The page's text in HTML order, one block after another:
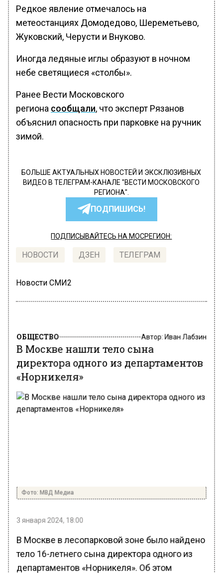
Редкое явление отмечалось на
метеостанциях Домодедово, Шереметьево,
Жуковский, Черусти и Внуково.
Иногда ледяные иглы образуют в ночном
небе светящиеся «столбы».
Ранее Вести Московского
региона сообщали, что эксперт Рязанов
объяснил опасность при парковке на ручник
зимой.
БОЛЬШЕ АКТУАЛЬНЫХ НОВОСТЕЙ И ЭКСКЛЮЗИВНЫХ
ВИДЕО В ТЕЛЕГРАМ-КАНАЛЕ "ВЕСТИ МОСКОВСКОГО
РЕГИОНА".
ПОДПИШИСЬ!
ПОДПИСЫВАЙТЕСЬ НА МОСРЕГИОН:
НОВОСТИ ДЗЕН ТЕЛЕГРАМ
Новости СМИ2
ОБЩЕСТВО Автор:Иван Лабзин
В Москве нашли тело сына
директора одного из департаментов
«Норникеля»
Фото: МВД Медиа
3 января 2024, 18:00
В Москве в лесопарковой зоне было найдено
тело 16-летнего сына директора одного из
департаментов «Норникеля». Об этом